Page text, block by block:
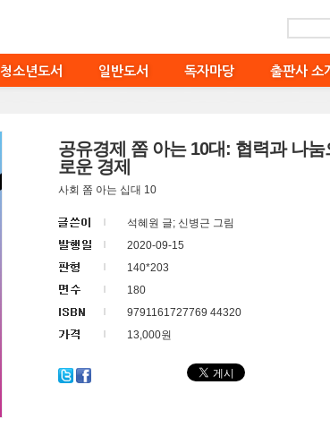
청소년도서 일반도서 독자마당 출판사 소
공유경제 쫌 아는 10대: 협력과 나눔
로운 경제
사회 쫌 아는 십대 10
석혜원 글; 신병근 그림
2020-09-15
140*203
180
9791161727769 44320
13,000원